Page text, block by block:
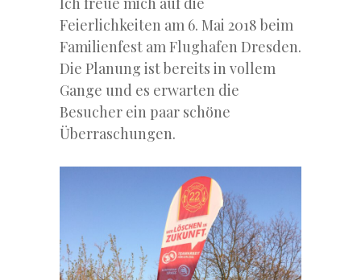
Feierlichkeiten am 6. Mai 2018 beim
Familienfest am Flughafen Dresden.
Die Planung ist bereits in vollem
Gange und es erwarten die
Besucher ein paar schöne
Überraschungen.